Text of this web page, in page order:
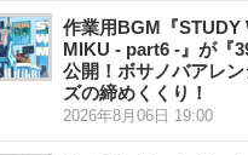
作業用BGM『STUDY
MIKU - part6 -』が『
公開！ボサノバアレ
ズの締めくくり！
2026年8月06日 19:00